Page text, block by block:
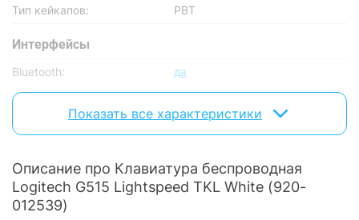
Тип кейкапов: PBT
Интерфейсы
Bluetooth: да
USB-ресивер:
Особенности
Цифровой блок:
отсутствует
Подсветка клавиш:
с подсветкой
Наличие RGB:
Показать все характеристики
Описание про Клавиатура беспроводная
Logitech G515 Lightspeed TKL White (920-
012539)